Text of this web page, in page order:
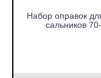
Набор оправок
сальников